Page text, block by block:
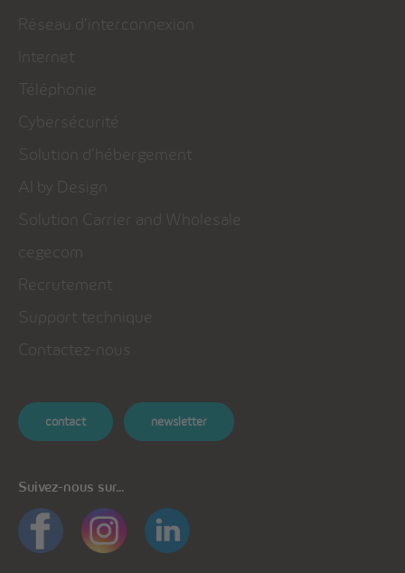
Réseau d’interconnexion
Internet
Téléphonie
Cybersécurité
Solution d’hébergement
AI by Design
Solution Carrier and Wholesale
cegecom
Recrutement
Support technique
Contactez-nous
contact newsletter
Suivez-nous sur...